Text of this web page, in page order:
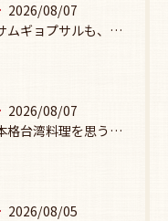
2026/08/07
サムギョプサルも、食べ放題で楽しみませんか？🥩
2026/08/07
本格台湾料理を思う存分楽しみたい方に、
2026/08/05